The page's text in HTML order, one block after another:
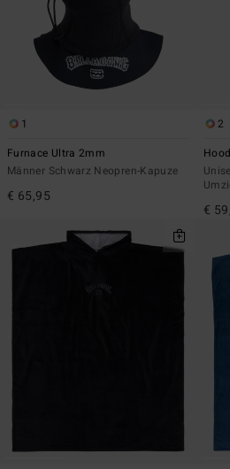
1
Furnace Ultra 2mm
Männer Schwarz Neopren-Kapuze
€ 65,95
2
€